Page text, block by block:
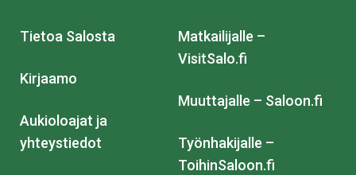
Tietoa Salosta
Kirjaamo
Aukioloajat ja
yhteystiedot
Matkailijalle –
VisitSalo.fi
Muuttajalle – Saloon.fi
Työnhakijalle –
ToihinSaloon.fi